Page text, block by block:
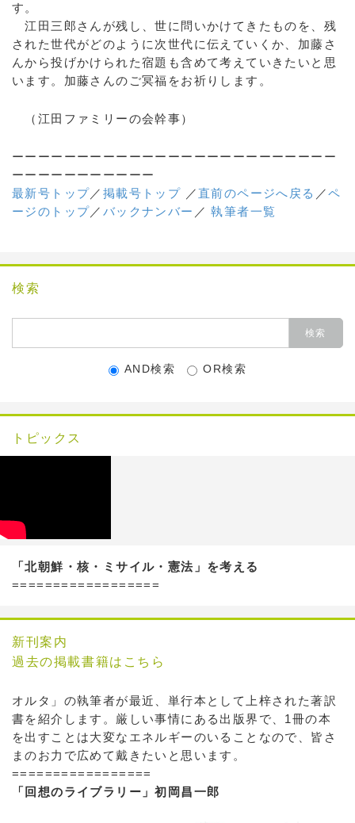
す。
江田三郎さんが残し、世に問いかけてきたものを、残
された世代がどのように次世代に伝えていくか、加藤さ
んから投げかけられた宿題も含めて考えていきたいと思
います。加藤さんのご冥福をお祈りします。
（江田ファミリーの会幹事）
ーーーーーーーーーーーーーーーーーーーーーーーーー
ーーーーーーーーーーー
最新号トップ／ 掲載号トップ ／直前のページへ戻る ／ペ
ージのトップ／ バックナンバー ／執筆者一覧
検索
AND検索 OR検索
トピックス
「北朝鮮・核・ミサイル・憲法」を考える
==================
新刊案内
過去の掲載書籍はこちら
オルタ」の執筆者が最近、単行本として上梓された著訳
書を紹介します。厳しい事情にある出版界で、1冊の本
を出すことは大変なエネルギーのいることなので、皆さ
まのお力で広めて戴きたいと思います。
=================
「回想のライブラリー」初岡昌一郎